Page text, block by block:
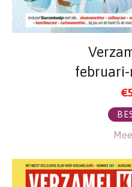
€